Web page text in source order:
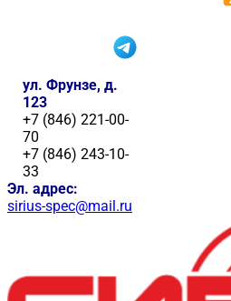
ул. Фрунзе, д.
123
+7 (846) 221-00-
70
+7 (846) 243-10-
33
Эл. адрес:
sirius-spec@mail.ru